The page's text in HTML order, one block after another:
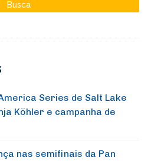
Series de Salt Lake
Köhler e campanha de
nas semifinais da Pan